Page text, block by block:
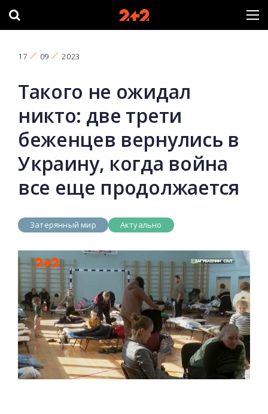
17 09 2023
Такого не ожидал
никто: две трети
беженцев вернулись в
Украину, когда война
все еще продолжается
Затерянный мир Актуально